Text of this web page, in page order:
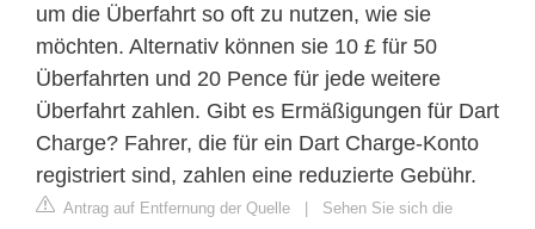
um die Überfahrt so oft zu nutzen, wie sie
möchten. Alternativ können sie 10 £ für 50
Überfahrten und 20 Pence für jede weitere
Überfahrt zahlen. Gibt es Ermäßigungen für Dart
Charge? Fahrer, die für ein Dart Charge-Konto
registriert sind, zahlen eine reduzierte Gebühr.
Antrag auf Entfernung der Quelle | Sehen Sie sich die